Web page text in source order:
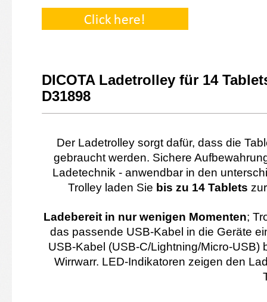
DICOTA Ladetrolley für 14
D31898
Der Ladetrolley sorgt dafür, dass die
gebraucht werden. Sichere
Ladetechnik - anwendbar in den
Trolley laden Sie bis zu 14 Tablets
Ladebereit in nur wenigen Momenten;
das passende USB-Kabel in die Geräte
USB-Kabel (USB-C/Lightning/Micro-
Wirrwarr. LED-Indikatoren zeigen den